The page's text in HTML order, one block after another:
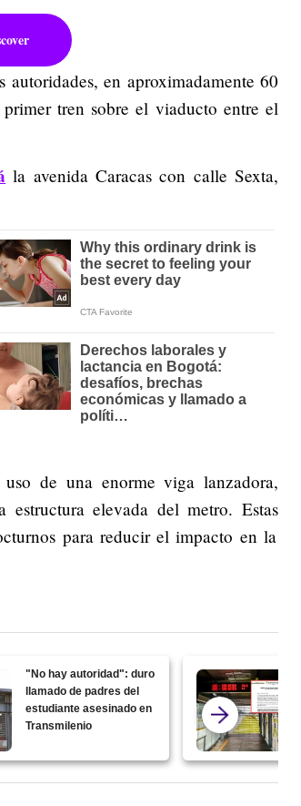
en aproximadamente 60
tren sobre el viaducto entre el
la avenida Caracas con calle Sexta,
de una enorme viga lanzadora,
estructura elevada del metro. Estas
para reducir el impacto en la
"No hay autoridad": duro
llamado de padres del
estudiante asesinado en
Transmilenio